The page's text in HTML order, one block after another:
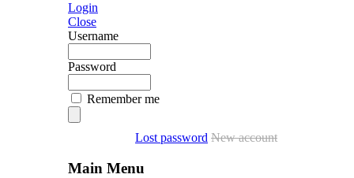
Login
Close
Username
Password
Remember me
Lost password New account
Main Menu